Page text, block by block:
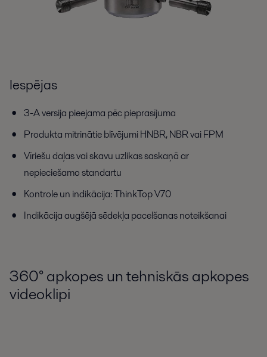
Iespējas
3-A versija pieejama pēc pieprasījuma
Produkta mitrinātie blīvējumi HNBR, NBR vai FPM
Vīriešu daļas vai skavu uzlikas saskaņā ar
nepieciešamo standartu
Kontrole un indikācija: ThinkTop V70
Indikācija augšējā sēdekļa pacelšanas noteikšanai
360° apkopes un tehniskās apkopes
videoklipi